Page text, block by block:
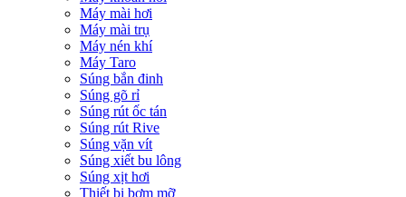
Máy mài hơi
Máy mài trụ
Máy nén khí
Máy Taro
Súng bắn đinh
Súng gõ rỉ
Súng rút ốc tán
Súng rút Rive
Súng vặn vít
Súng xiết bu lông
Súng xịt hơi
Thiết bị bơm mỡ